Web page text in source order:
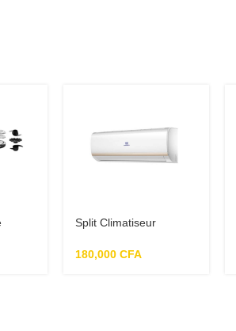
Split Climatiseur
180,000 CFA